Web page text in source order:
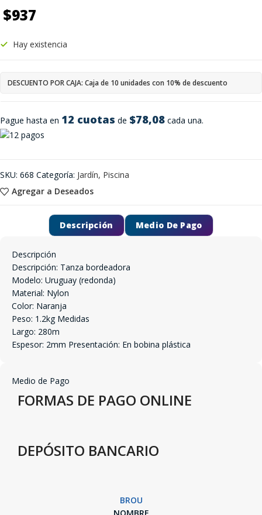
$937
Pague hasta en 12 cuotas de $78,08 cada una.
Hay existencia
DESCUENTO POR CAJA: Caja de 10 unidades con 10% de descuento
Agregar a Deseados
SKU: 668 Categoría: Jardín, Piscina
Descripción Medio De Pago
Descripción
Descripción: Tanza bordeadora
Modelo: Uruguay (redonda)
Material: Nylon
Color: Naranja
Peso: 1.2kg Medidas
Largo: 280m
Espesor: 2mm Presentación: En bobina plástica
Medio de Pago
FORMAS DE PAGO ONLINE
DEPÓSITO BANCARIO
BROU
NOMBRE